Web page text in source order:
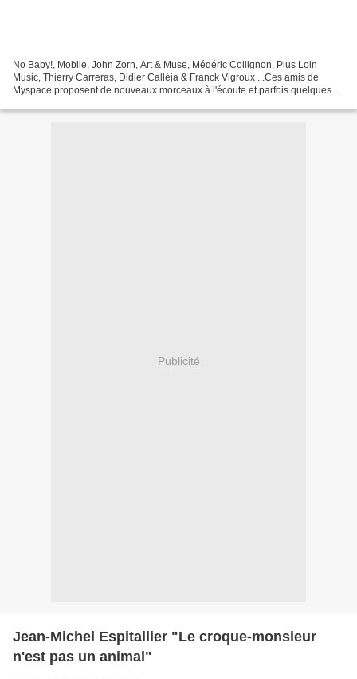
No Baby!, Mobile, John Zorn, Art & Muse, Médéric Collignon, Plus Loin
Music, Thierry Carreras, Didier Calléja & Franck Vigroux ...Ces amis de
Myspace proposent de nouveaux morceaux à l'écoute et parfois quelques
Publicité
Jean-Michel Espitallier "Le croque-monsieur
n'est pas un animal"